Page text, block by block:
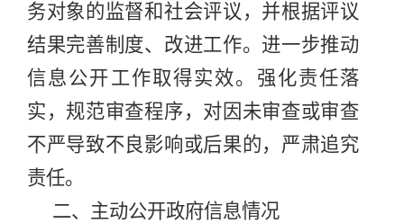
务对象的监督和社会评议 ， 并根据评议
结果完善制度、改进工作。进一步推动
信息公开工作取得实效。 强化责任落
实 ，规范审查程序，对因未审查或审查
不严导致不良影响或后果的，严肃追究
责任。
二、主动公开政府信息情况